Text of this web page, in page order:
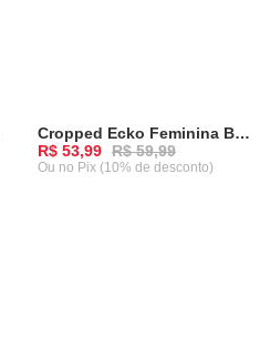
-10%Cropped Ecko Feminina Branca Com Verde
R$ 53,99 R$ 59,99
Ou no Pix (10% de desconto)